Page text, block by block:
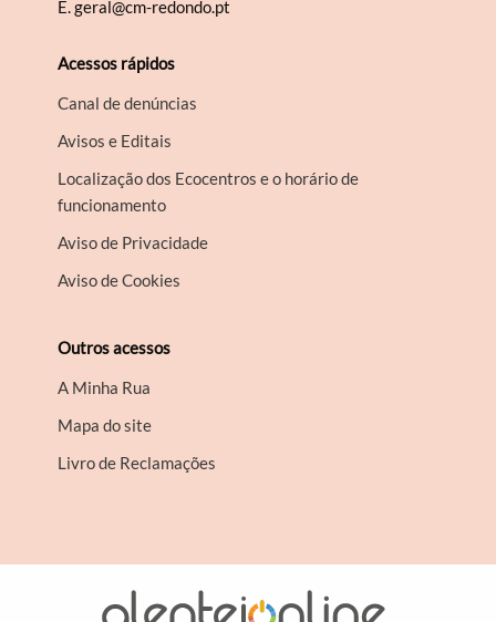
E.geral@cm-redondo.pt
Acessos rápidos
Canal de denúncias
Avisos e Editais
Localização dos Ecocentros e o horário de
funcionamento
Aviso de Privacidade
Aviso de Cookies
Outros acessos
A Minha Rua
Mapa do site
Livro de Reclamações